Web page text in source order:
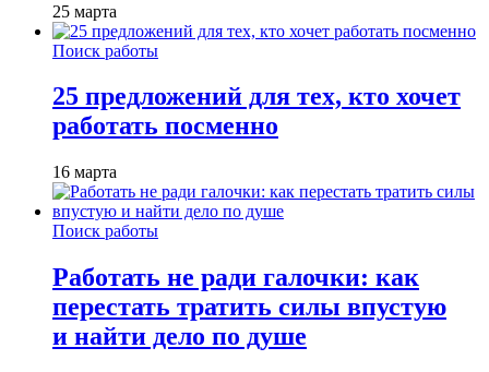
25 марта
Поиск работы
25 предложений для тех, кто хочет
работать посменно
16 марта
Поиск работы
Работать не ради галочки: как
перестать тратить силы впустую
и найти дело по душе